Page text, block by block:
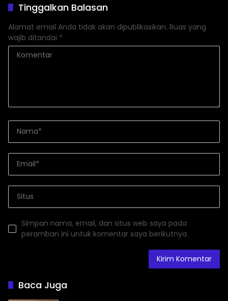
Tinggalkan Balasan
Alamat email Anda tidak akan dipublikasikan. Ruas yang
wajib ditandai *
Simpan nama, email, dan situs web saya pada
peramban ini untuk komentar saya berikutnya.
Baca Juga